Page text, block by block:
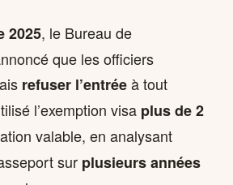
2025, le Bureau de
que les officiers
refuser l’entréeà tout
l’exemption visa plus de 2
valable, en analysant
sur plusieurs années